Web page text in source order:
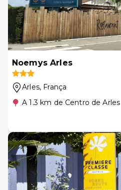
Noemys Arles
Arles, França
A 1.3 km de Centro de Arles